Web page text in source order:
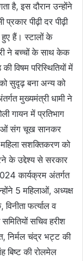
है, इस दौरान उन्होंने
पीढ़ी दर पीढ़ी
हुए हैं। स्टालों के
ने बच्चों के साथ केक
विषम परिस्थितियों में
सुदृढ़ बना अन्य को
मुख्यमंत्री धामी ने
गायन में प्रतिभाग
संग चूख सानकर
सशक्तिकरण को
के उद्देश्य से सरकार
कार्यक्रम अंतर्गत
5 महिलाओं, अध्यक्ष
फर्त्याल व
सचिव हरीश
निर्मल चंद्र भट्ट की
बिष्ट की रोलमेल